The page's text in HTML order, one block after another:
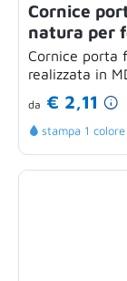
Cornice
natura per
Cornice porta
realizzata in
da € 2,11
stampa 1